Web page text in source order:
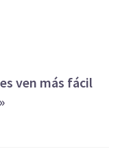
ven más fácil